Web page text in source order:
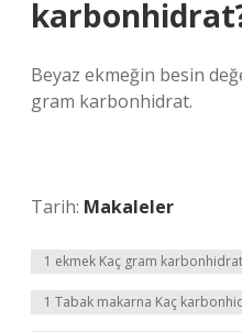
Beyaz ekmeğin besin
gram karbonhidrat.
Tarih: Makaleler
1 ekmek Kaç gram karbonhidrat
1 Tabak makarna Kaç